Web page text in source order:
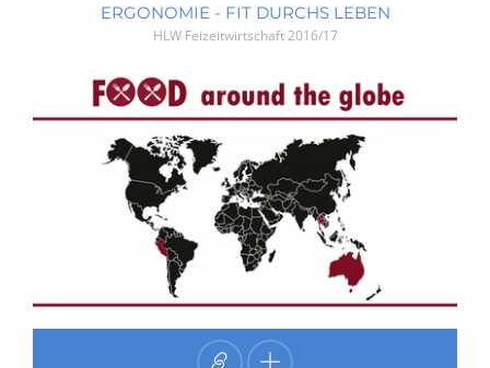
ERGONOMIE - FIT DURCHS LEBEN
HLW Feizeitwirtschaft2016/17